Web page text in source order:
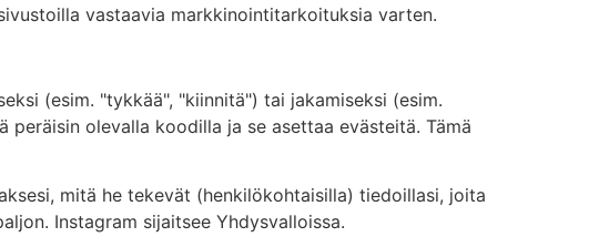
vastaavia markkinointitarkoituksia varten.
(esim. "tykkää", "kiinnitä") tai jakamiseksi (esim.
olevalla koodilla ja se asettaa evästeitä. Tämä
mitä he tekevät (henkilökohtaisilla) tiedoillasi, joita
Instagram sijaitsee Yhdysvalloissa.